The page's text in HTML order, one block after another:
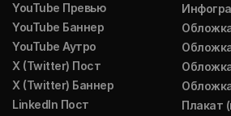
YouTube Превью
YouTube Баннер
YouTube Аутро
X (Twitter) Пост
X (Twitter) Баннер
LinkedIn Пост
Плакат